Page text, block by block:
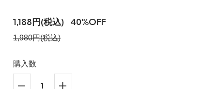
1,188円(税込) 40%OFF
1,980円(税込)
購入数